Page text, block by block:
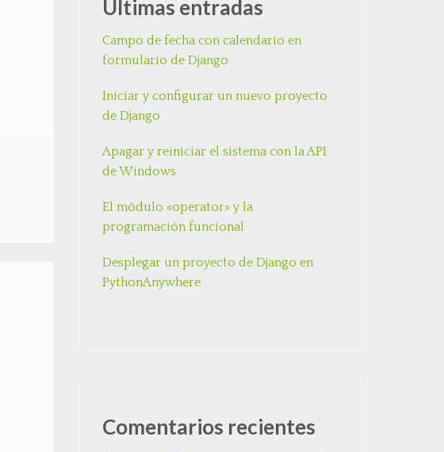
Últimas entradas
Campo de fecha con calendario en
formulario de Django
Iniciar y configurar un nuevo proyecto
de Django
Apagar y reiniciar el sistema con la API
de Windows
El módulo «operator» y la
programación funcional
Desplegar un proyecto de Django en
PythonAnywhere
Comentarios recientes